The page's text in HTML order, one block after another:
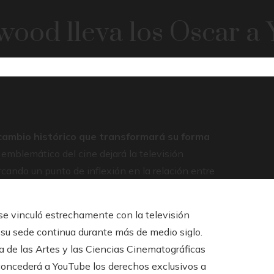
lleva los Oscar a
histórico que transformará su forma
del cine dejará la televisión
un punto de inflexión en la relación entre
vinculó estrechamente con la televisión
sede continua durante más de medio siglo.
las Artes y las Ciencias Cinematográficas
a YouTube los derechos exclusivos a